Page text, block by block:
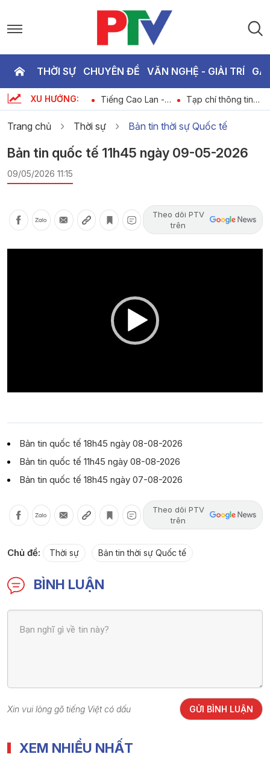
THỜI SỰ CHUYÊN ĐỀ VĂN NGHỆ - GIẢI TRÍ
XU HƯỚNG:
Tiếng Mường –
Người trẻ giữ hồn
Tiếng Cao Lan -
Nâng tầm sản
Tạp chí thông tin
kinh tế - Phú Thọ
đẩy mạnh phát
triển du lịch văn
dịch vụ
Trang chủ Thời sự Bản tin thời sự Quốc tế
Bản tin quốc tế 11h45 ngày 09-05-2026
09/05/2026 11:15
Theo dõi PTV
trên
Bản tin quốc tế 18h45 ngày 08-08-2026
Bản tin quốc tế 11h45 ngày 08-08-2026
Bản tin quốc tế 18h45 ngày 07-08-2026
Theo dõi PTV
trên
Chủ đề: Thời sự Bản tin thời sự Quốc tế
BÌNH LUẬN
Xin vui lòng gõ tiếng Việt có dấu GỬI BÌNH LUẬN
XEM NHIỀU NHẤT